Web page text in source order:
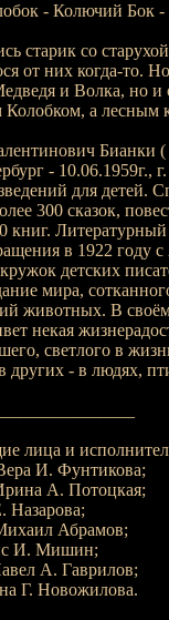
- Колючий Бок -
старик со
от них когда-то.
и Волка, но
Колобком, а лесным
Бианки (
- 10.06.1959г.,
для детей.
300 сказок,
книг.
в 1922 году
детских
мира,
животных. В
некая
светлого в
других - в людях,
лица и
И. Фунтикова;
А. Потоцкая;
Назарова;
Абрамов;
И. Мишин;
А. Гаврилов;
Г. Новожилова.